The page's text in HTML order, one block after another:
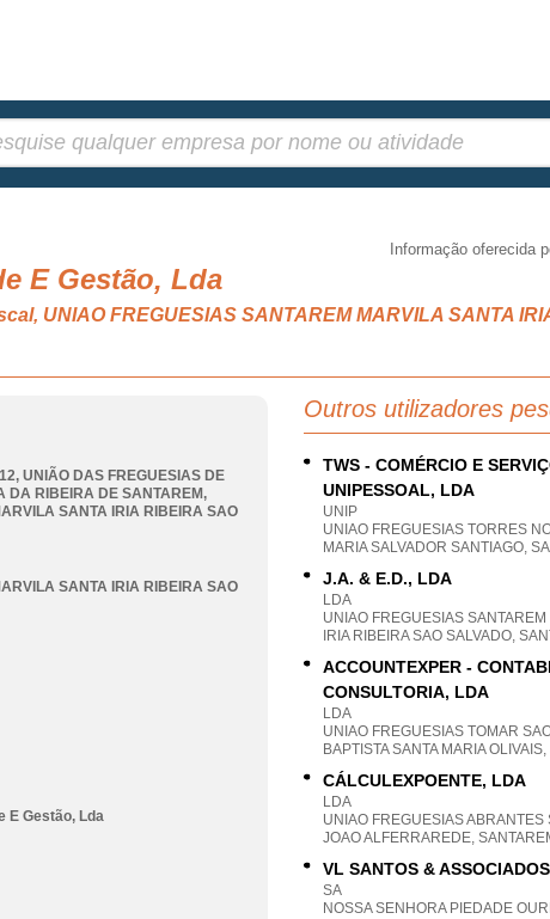
Informação oferecida
E Gestão, Lda
UNIAO FREGUESIAS SANTAREM MARVILA SANTA
UNIÃO DAS FREGUESIAS DE
DA RIBEIRA DE SANTAREM ,
SANTA IRIA RIBEIRA SAO
SANTA IRIA RIBEIRA SAO
E Gestão, Lda
Outros utilizadores
TWS - COMÉRCIO E
UNIPESSOAL, LDA
UNIP
UNIAO FREGUESIAS TORRES
MARIA SALVADOR SANTIAGO,
J.A. & E.D., LDA
LDA
UNIAO FREGUESIAS SANTAREM
IRIA RIBEIRA SAO SALVADO,
ACCOUNTEXPER -
CONSULTORIA, LDA
LDA
UNIAO FREGUESIAS TOMAR
BAPTISTA SANTA MARIA
CÁLCULEXPOENTE, LDA
LDA
UNIAO FREGUESIAS ABRANTES
JOAO ALFERRAREDE,
VL SANTOS &
SA
NOSSA SENHORA PIEDADE